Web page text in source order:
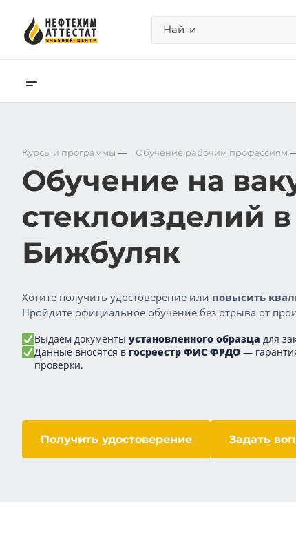
Курсы и программы — Обучение рабочим профессиям
Обучение на
стеклоизделий
Бижбуляк
Хотите получить удостоверение или повысить
Пройдите официальное обучение без отрыва от
Выдаем документы установленного образца для
Данные вносятся в госреестр ФИС ФРДО —
проверки.
Получить удостоверение Задать